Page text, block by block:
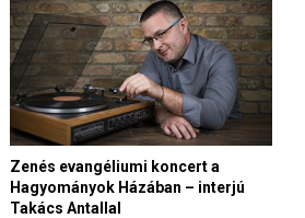
e
t
ő
z
i
k
a
s
z
Zenés evangéliumi koncert a
Hagyományok Házában – interjú
Takács Antallal